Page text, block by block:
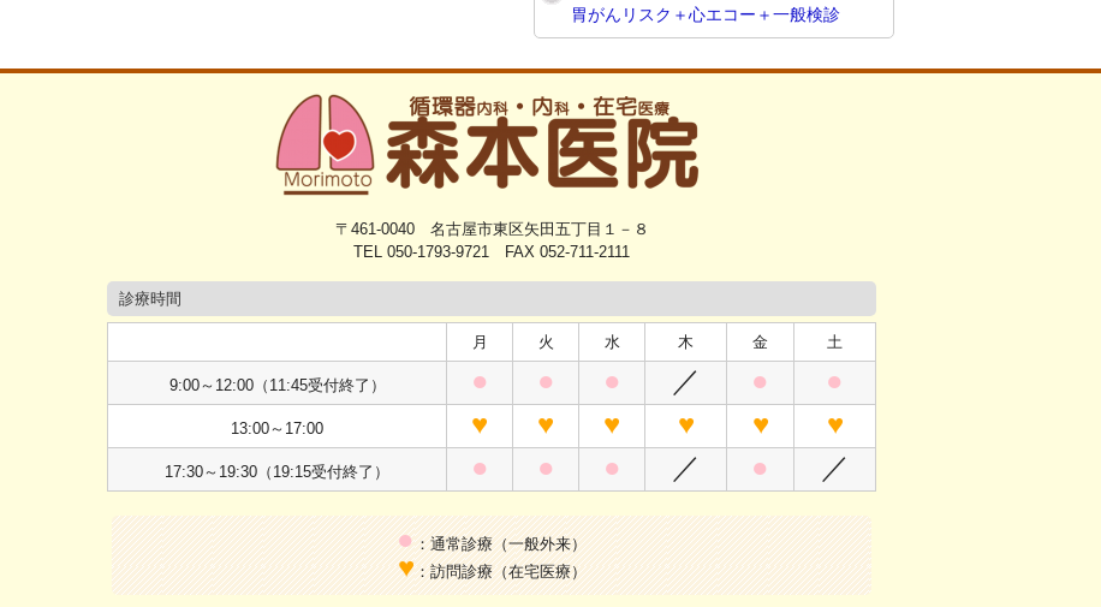
胃がんリスク＋心エコー＋一般検診
〒461-0040 名古屋市東区矢田五丁目１－８
TEL 050-1793-9721 FAX 052-711-2111
診療時間
月 火 水 木 金 土
9:00～12:00（11:45受付終了） ● ● ● ／ ● ●
13:00～17:00 ♥ ♥ ♥ ♥ ♥ ♥
17:30～19:30（19:15受付終了） ● ● ● ／ ● ／
●：通常診療（一般外来）
♥：訪問診療（在宅医療）